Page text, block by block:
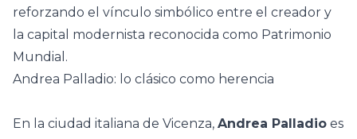
reforzando el vínculo simbólico entre el creador y
la capital modernista reconocida como Patrimonio
Mundial.
Andrea Palladio: lo clásico como herencia
En la ciudad italiana de Vicenza, Andrea Palladio es